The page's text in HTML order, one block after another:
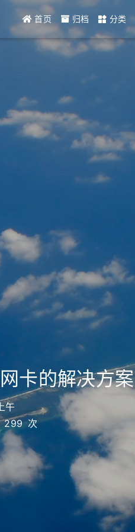
首页 归档 分类
卡的解决方案
午
299 次